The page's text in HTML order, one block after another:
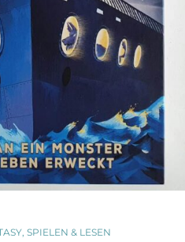
,SPIELEN & LESEN